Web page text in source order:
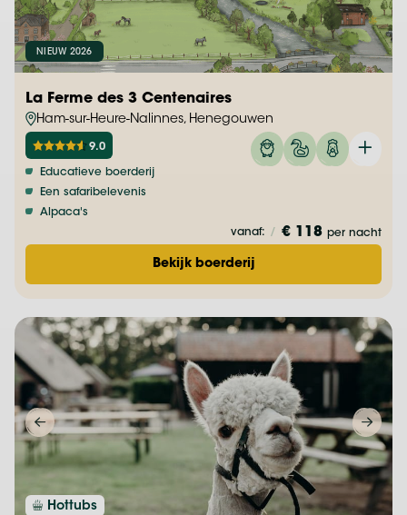
NIEUW 2026
La Ferme des 3 Centenaires
Ham-sur-Heure-Nalinnes, Henegouwen
9.0
Educatieve boerderij
Een safaribelevenis
Alpaca's
vanaf: / € 118 per nacht
Bekijk boerderij
Hottubs